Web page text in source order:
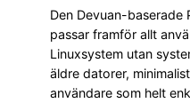
Den Devuan-baserade
passar framför allt
Linuxsystem utan
äldre datorer,
användare som helt